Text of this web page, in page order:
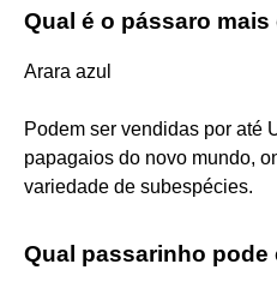
Qual é o pássaro
Arara azul
Podem ser vendidas por até
papagaios do novo mundo,
variedade de subespécies.
Qual passarinho pode